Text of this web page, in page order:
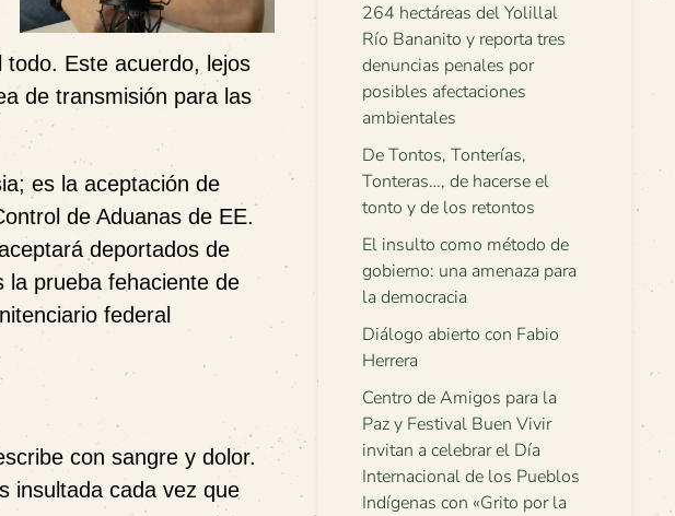
Este acuerdo, lejos
de transmisión para las
es la aceptación de
de Aduanas de EE.
deportados de
prueba fehaciente de
federal
con sangre y dolor.
insultada cada vez que
264 hectáreas del Yolillal
Río Bananito y reporta tres
denuncias penales por
posibles afectaciones
ambientales
De Tontos, Tonterías,
Tonteras…, de hacerse el
tonto y de los retontos
El insulto como método de
gobierno: una amenaza para
la democracia
Diálogo abierto con Fabio
Herrera
Centro de Amigos para la
Paz y Festival Buen Vivir
invitan a celebrar el Día
Internacional de los Pueblos
Indígenas con «Grito por la